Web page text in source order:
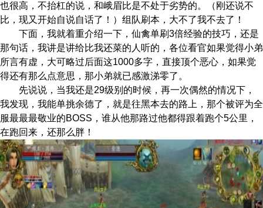
也很高，不抬杠的说，和峨眉比是不处于劣势的。（刚还说不
比，现又开始自说自话了！ ）组队刷本，大不了我不去了！
下面，我就着重介绍一下，仙禽单刷3倍经验的技巧，还是
那句话，我讲是讲给比我还菜的人听的，各位看官如果觉得小弟
所言有虚，大可略过后面这1000多字，直接顶个恶心，如果觉
得还有那么点意思，那小弟就已感激涕零了。
先说说，当我还是29级别的时候，再一次偶然的情况下，
我发现，我能单挑余德了，就是往黑本去的路上，那个被评为全
服最最最敬业的BOSS，谁从他那路过他都得跟着跑个5公里，
在跑回来， 还那么胖！